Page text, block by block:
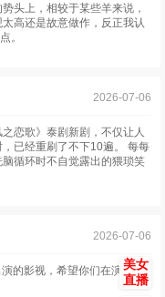
头上，相较于某些羊来说，
高还是故意做作，反正我认
。
2026-07-06
恋歌》泰剧新剧，不仅让人
已经重刷了不下10遍。 每每
循环时不自觉露出的猥琐笑
2026-07-06
的影视，希望你们在演艺圈
美女
直播